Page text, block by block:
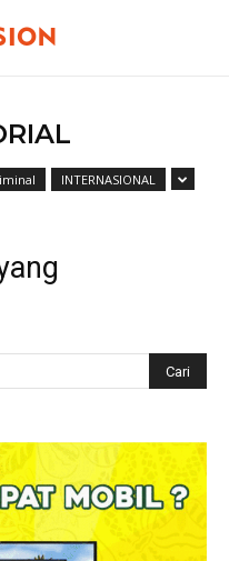
INTERNASIONAL